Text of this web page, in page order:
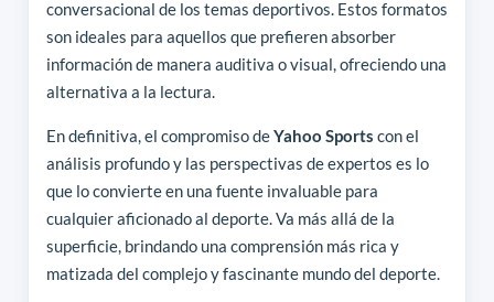
conversacional de los temas deportivos. Estos formatos
son ideales para aquellos que prefieren absorber
información de manera auditiva o visual, ofreciendo una
alternativa a la lectura.
En definitiva, el compromiso deYahoo Sports con el
análisis profundo y las perspectivas de expertos es lo
que lo convierte en una fuente invaluable para
cualquier aficionado al deporte. Va más allá de la
superficie, brindando una comprensión más rica y
matizada del complejo y fascinante mundo del deporte.